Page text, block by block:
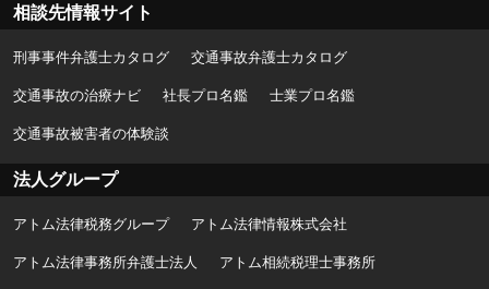
相談先情報サイト
刑事事件弁護士カタログ 交通事故弁護士カタログ
交通事故の治療ナビ 社長プロ名鑑 士業プロ名鑑
交通事故被害者の体験談
法人グループ
アトム法律税務グループ アトム法律情報株式会社
アトム法律事務所弁護士法人 アトム相続税理士事務所